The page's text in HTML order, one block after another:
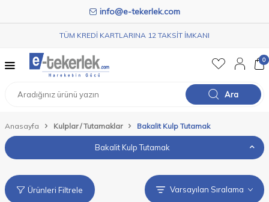
info@e-tekerlek.com
TÜM KREDİ KARTLARINA 12 TAKSİT İMKANI
Ara
0
Anasayfa Kulplar / Tutamaklar Bakalit Kulp Tutamak
Bakalit Kulp Tutamak
Ürünleri Filtrele